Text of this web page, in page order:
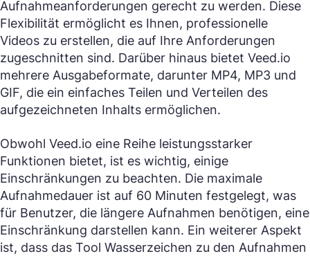
Aufnahmeanforderungen gerecht zu werden. Diese
Flexibilität ermöglicht es Ihnen, professionelle
Videos zu erstellen, die auf Ihre Anforderungen
zugeschnitten sind. Darüber hinaus bietet Veed.io
mehrere Ausgabeformate, darunter MP4, MP3 und
GIF, die ein einfaches Teilen und Verteilen des
aufgezeichneten Inhalts ermöglichen.
Obwohl Veed.io eine Reihe leistungsstarker
Funktionen bietet, ist es wichtig, einige
Einschränkungen zu beachten. Die maximale
Aufnahmedauer ist auf 60 Minuten festgelegt, was
für Benutzer, die längere Aufnahmen benötigen, eine
Einschränkung darstellen kann. Ein weiterer Aspekt
ist, dass das Tool Wasserzeichen zu den Aufnahmen